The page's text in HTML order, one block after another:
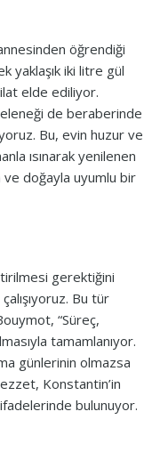
öğrendiği
yaklaşık iki litre gül
elde ediliyor.
de beraberinde
Bu, evin huzur ve
ısınarak yenilenen
doğayla uyumlu bir
gerektiğini
Bu tür
“Süreç,
tamamlanıyor.
günlerinin olmazsa
Konstantin’in
bulunuyor.